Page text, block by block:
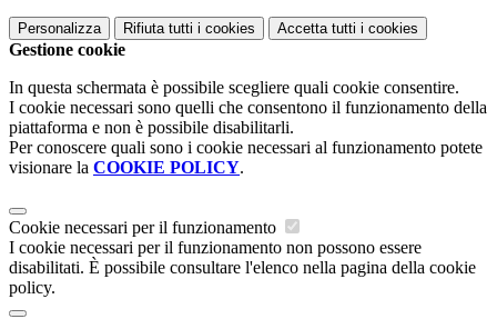
Personalizza Rifiuta tutti i cookies Accetta tutti i cookies
Gestione cookie
In questa schermata è possibile scegliere quali cookie consentire.
I cookie necessari sono quelli che consentono il funzionamento della
piattaforma e non è possibile disabilitarli.
Per conoscere quali sono i cookie necessari al funzionamento potete
visionare la COOKIE POLICY.
Cookie necessari per il funzionamento
I cookie necessari per il funzionamento non possono essere
disabilitati. È possibile consultare l'elenco nella pagina della cookie
policy.